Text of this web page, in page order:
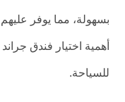
بسهولة، مما يوفر
أهمية اختيار فندق
للسياحة.